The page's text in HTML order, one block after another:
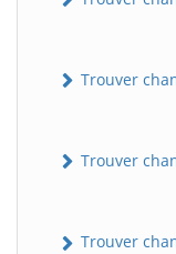
Trouver
Trouver
Trouver